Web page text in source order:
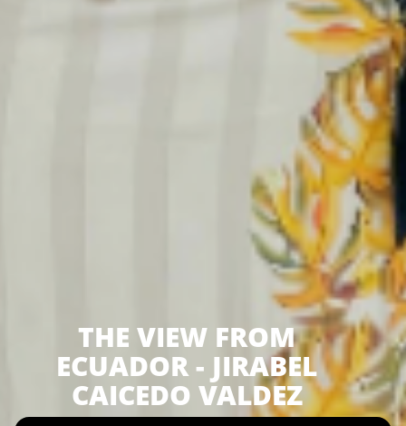
THE VIEW FROM
ECUADOR - JIRABEL
CAICEDO VALDEZ